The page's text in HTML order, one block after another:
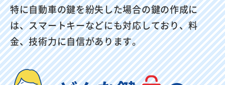
特に自動車の鍵を紛失した場合の鍵の作成に
は、スマートキーなどにも対応しており、料
金、技術力に自信があります。